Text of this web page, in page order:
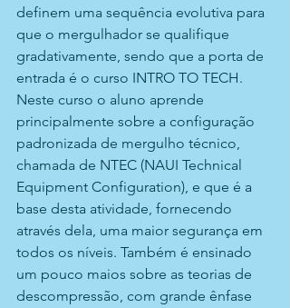
definem uma sequência evolutiva para
que o mergulhador se qualifique
gradativamente, sendo que a porta de
entrada é o curso INTRO TO TECH.
Neste curso o aluno aprende
principalmente sobre a configuração
padronizada de mergulho técnico,
chamada de NTEC (NAUI Technical
Equipment Configuration), e que é a
base desta atividade, fornecendo
através dela, uma maior segurança em
todos os níveis. Também é ensinado
um pouco maios sobre as teorias de
descompressão, com grande ênfase